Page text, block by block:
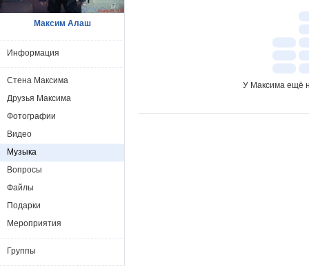
У Максима ещё
Максим Алаш
Информация
Стена Максима
Друзья Максима
Фотографии
Видео
Музыка
Вопросы
Файлы
Подарки
Мероприятия
Группы